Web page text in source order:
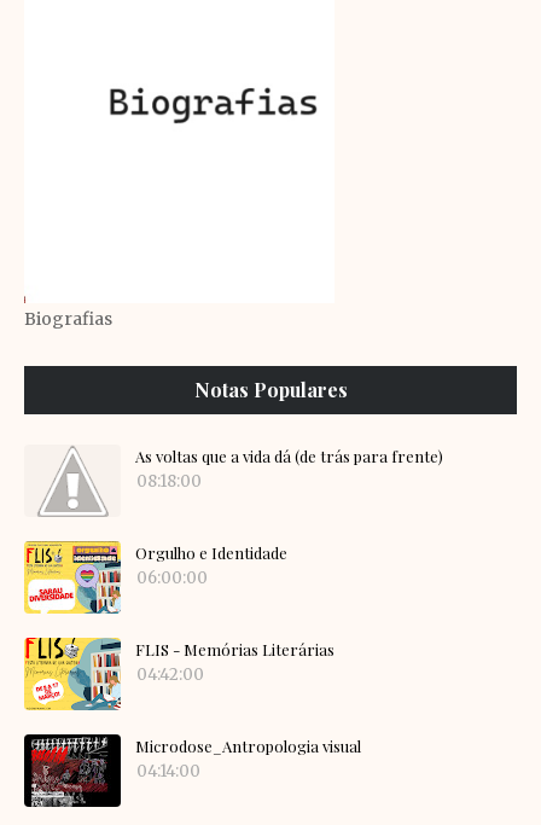
Biografias
Notas Populares
As voltas que a vida dá (de trás para frente)
08:18:00
Orgulho e Identidade
06:00:00
FLIS - Memórias Literárias
04:42:00
Microdose_Antropologia visual
04:14:00